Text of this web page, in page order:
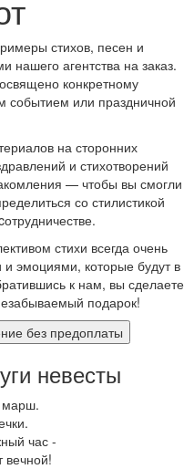
стихов, песен и
нашего агентства на заказ.
конкретному
событием или праздничной
на сторонних
и стихотворений
— чтобы вы смогли
со стилистикой
стихи всегда очень
эмоциями, которые будут в
к нам, вы сделаете
подарок!
без предоплаты
невесты
марш.
час -
вечной!